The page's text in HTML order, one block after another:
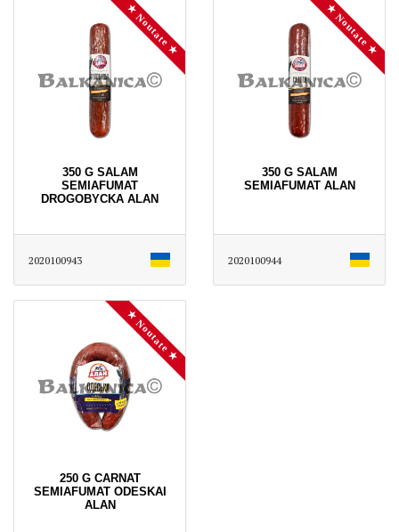
★ Noutate ★
350 G SALAM
SEMIAFUMAT
DROGOBYCKA ALAN
2020100943
★ Noutate ★
350 G SALAM
SEMIAFUMAT ALAN
2020100944
★ Noutate ★
250 G CARNAT
SEMIAFUMAT ODESKAI
ALAN